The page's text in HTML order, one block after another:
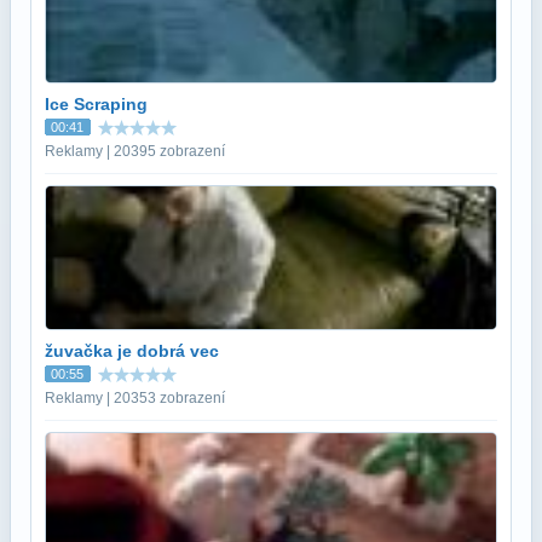
Ice Scraping
00:41
Reklamy | 20395 zobrazení
žuvačka je dobrá vec
00:55
Reklamy | 20353 zobrazení